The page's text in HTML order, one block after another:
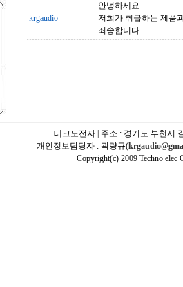
krgaudio
안녕하세요.
저희가 취급하는 제품
죄송합니다.
테크노전자 | 주소 : 경기도 부천시
개인정보담당자 : 곽량규(
Copyright(c) 2009 Techno elec